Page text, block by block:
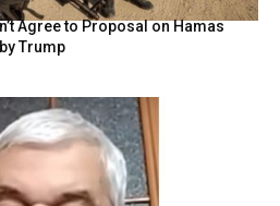
Agree to Proposal on Hamas
Trump